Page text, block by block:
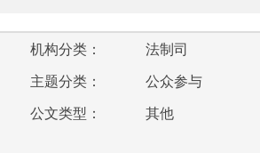
机构分类：
法制司
主题分类：
公众参与
公文类型：
其他